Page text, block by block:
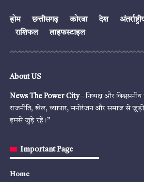
होम छत्तीसगढ़ कोरबा देश
राशिफल
लाइफस्टाइल
About US
News The Power City– निष्पक्ष और विश्वसनीय
राजनीति, खेल, व्यापार, मनोरंजन और समाज से
हमसे जुड़े रहें।”
Important Page
Home